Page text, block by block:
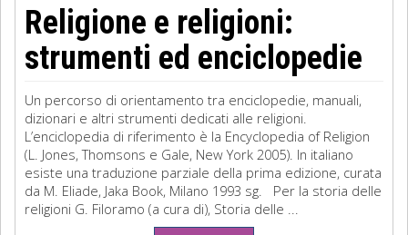
Religione e religioni:
strumenti ed enciclopedie
Un percorso di orientamento tra enciclopedie, manuali,
dizionari e altri strumenti dedicati alle religioni.
L’enciclopedia di riferimento è la Encyclopedia of Religion
(L. Jones, Thomsons e Gale, New York 2005). In italiano
esiste una traduzione parziale della prima edizione, curata
da M. Eliade, Jaka Book, Milano 1993 sg. Per la storia delle
religioni G. Filoramo (a cura di), Storia delle ...